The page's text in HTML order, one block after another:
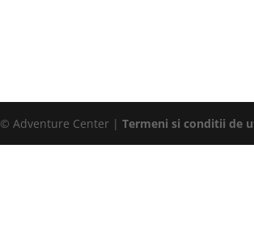
© Adventure Center |Termeni si conditii de